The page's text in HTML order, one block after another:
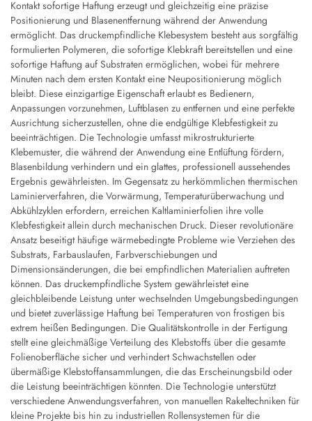
Kontakt sofortige Haftung erzeugt und gleichzeitig eine präzise
Positionierung und Blasenentfernung während der Anwendung
ermöglicht. Das druckempfindliche Klebesystem besteht aus sorgfältig
formulierten Polymeren, die sofortige Klebkraft bereitstellen und eine
sofortige Haftung auf Substraten ermöglichen, wobei für mehrere
Minuten nach dem ersten Kontakt eine Neupositionierung möglich
bleibt. Diese einzigartige Eigenschaft erlaubt es Bedienern,
Anpassungen vorzunehmen, Luftblasen zu entfernen und eine perfekte
Ausrichtung sicherzustellen, ohne die endgültige Klebfestigkeit zu
beeinträchtigen. Die Technologie umfasst mikrostrukturierte
Klebemuster, die während der Anwendung eine Entlüftung fördern,
Blasenbildung verhindern und ein glattes, professionell aussehendes
Ergebnis gewährleisten. Im Gegensatz zu herkömmlichen thermischen
Laminierverfahren, die Vorwärmung, Temperaturüberwachung und
Abkühlzyklen erfordern, erreichen Kaltlaminierfolien ihre volle
Klebfestigkeit allein durch mechanischen Druck. Dieser revolutionäre
Ansatz beseitigt häufige wärmebedingte Probleme wie Verziehen des
Substrats, Farbauslaufen, Farbverschiebungen und
Dimensionsänderungen, die bei empfindlichen Materialien auftreten
können. Das druckempfindliche System gewährleistet eine
gleichbleibende Leistung unter wechselnden Umgebungsbedingungen
und bietet zuverlässige Haftung bei Temperaturen von frostigen bis
extrem heißen Bedingungen. Die Qualitätskontrolle in der Fertigung
stellt eine gleichmäßige Verteilung des Klebstoffs über die gesamte
Folienoberfläche sicher und verhindert Schwachstellen oder
übermäßige Klebstoffansammlungen, die das Erscheinungsbild oder
die Leistung beeinträchtigen könnten. Die Technologie unterstützt
verschiedene Anwendungsverfahren, von manuellen Rakeltechniken für
kleine Projekte bis hin zu industriellen Rollensystemen für die